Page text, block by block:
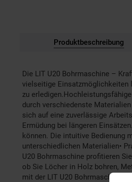
Produktbeschreibung
Die LIT U20 Bohrmaschine –
vielseitige Einsatzmöglichkeiten
zu
durch verschiedenste
sich auf eine zuverlässige
Ermüdung bei längeren
können. Die intuitive Bedienung
unterschiedlichen Materialien•
U20 Bohrmaschine profitieren
ob Sie Löcher in Holz bohren,
mit der LIT U20 Bohrmaschine